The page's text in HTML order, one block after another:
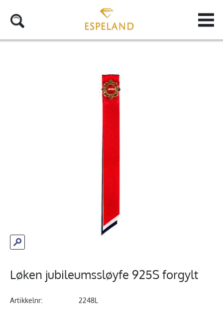
Løken jubileumssløyfe 925S forgylt
Artikkelnr:
2248L